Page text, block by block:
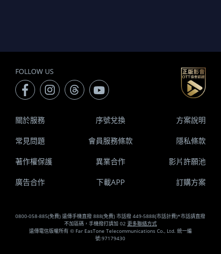
FOLLOW US
0800-058-885(免費) 遠傳手機直撥 888(免費) 市話撥 449-5888(市話計費)*市話請直撥
不加區碼，手機撥打請加 02 更多聯絡方式
遠傳電信版權所有 © Far EasTone Telecommunications Co., Ltd. 統一編
號:97179430
關於服務 序號兌換 方案說明
常見問題 會員服務條款 隱私條款
著作權保護 異業合作 影片許願池
廣告合作 下載APP 訂購方案